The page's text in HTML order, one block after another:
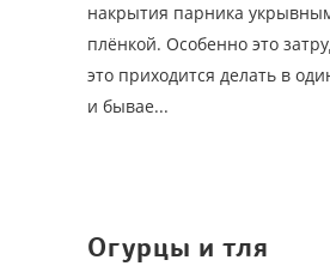
накрытия парника
плёнкой. Особенно это
это приходится делать в
и бывае...
Огурцы и тля